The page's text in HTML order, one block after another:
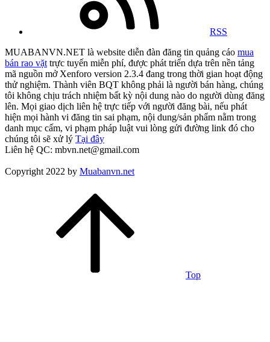
RSS
MUABANVN.NET là website diễn đàn đăng tin quảng cáo mua
bán rao vặt trực tuyến miễn phí, được phát triển dựa trên nền tảng
mã nguồn mở Xenforo version 2.3.4 đang trong thời gian hoạt động
thử nghiệm. Thành viên BQT không phải là người bán hàng, chúng
tôi không chịu trách nhiệm bất kỳ nội dung nào do người dùng đăng
lên. Mọi giao dịch liên hệ trực tiếp với người đăng bài, nếu phát
hiện mọi hành vi đăng tin sai phạm, nội dung/sản phẩm nằm trong
danh mục cấm, vi phạm pháp luật vui lòng gửi đường link đó cho
chúng tôi sẽ xử lý Tại đây
Liên hệ QC: mbvn.net@gmail.com
Copyright 2022 by Muabanvn.net
Top